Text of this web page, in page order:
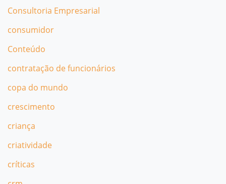
Consultoria Empresarial
consumidor
Conteúdo
contratação de funcionários
copa do mundo
crescimento
criança
criatividade
críticas